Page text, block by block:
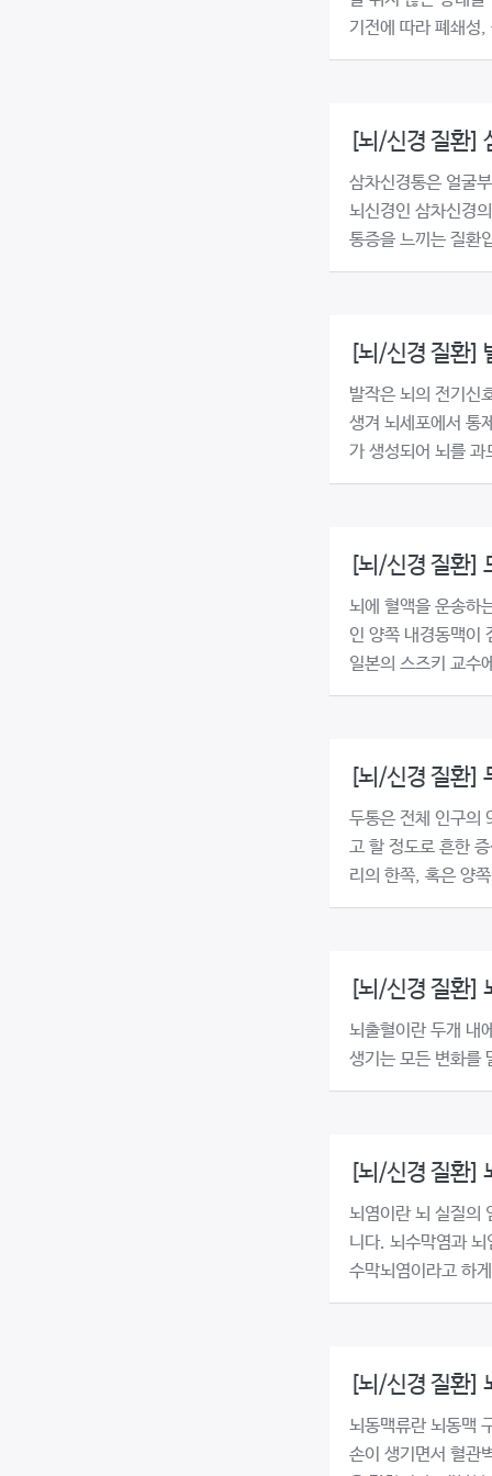
기전에 따라 폐쇄성
[뇌/신경 질환]
삼차신경통은 얼굴
뇌신경인 삼차신경
통증을 느끼는 질환
[뇌/신경 질환]
발작은 뇌의 전기신
생겨 뇌세포에서 통
가 생성되어 뇌를
[뇌/신경 질환]
뇌에 혈액을 운송하
인 양쪽 내경동맥이
일본의 스즈키 교수
[뇌/신경 질환]
두통은 전체 인구의
고 할 정도로 흔한
리의 한쪽, 혹은 양
[뇌/신경 질환]
뇌출혈이란 두개 내
생기는 모든 변화를
[뇌/신경 질환]
뇌염이란 뇌 실질의
니다. 뇌수막염과
수막뇌염이라고 하
[뇌/신경 질환]
뇌동맥류란 뇌동맥
손이 생기면서 혈관